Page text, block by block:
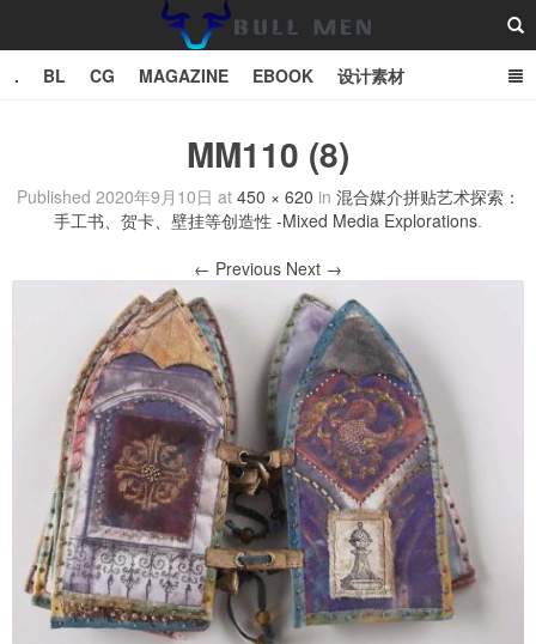
Bull Man斗牛士
. BL CG MAGAZINE EBOOK 设计素材
MM110 (8)
Published 2020年9月10日 at 450 × 620 in 混合媒介拼贴艺术探索：
手工书、贺卡、壁挂等创造性 -Mixed Media Explorations.
← Previous Next →